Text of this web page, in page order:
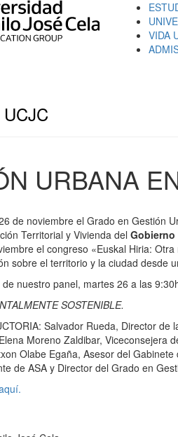
VIDA
URBANA
de noviembre el Grado en Gestión
Territorial y Vivienda del Gobierno
el congreso «Euskal Hiria:
sobre el territorio y la ciudad desde
nuestro panel, martes 26 a las
SOSTENIBLE.
Salvador Rueda, Director
Moreno Zaldibar,
Olabe Egaña, Asesor del
de ASA y Director del Grado en